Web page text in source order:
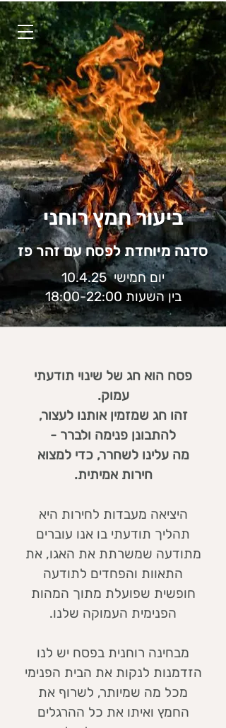
ביעור חמץ רוחני
סדנה מיוחדת לפסח עם זהר פז
יום חמישי 10.4.25
בין השעות 18:00-22:00
פסח הוא חג של שינוי תודעתי
עמוק.
זהו חג שמזמין אותנו לעצור,
להתבונן פנימה ולברר -
מה עלינו לשחרר, כדי למצוא
חירות אמיתית.
היציאה מעבדות לחירות היא
תהליך תודעתי בו אנו עוברים
מתודעה שמשרתת את האגו, את
התאוות והפחדים לתודעה
חופשית שפועלת מתוך המהות
הפנימית העמוקה שלנו.
מבחינה רוחנית בפסח יש לנו
הזדמנות לנקות את הבית הפנימי
מכל מה שמיותר, לשרוף את
החמץ ואיתו את כל ההרגלים